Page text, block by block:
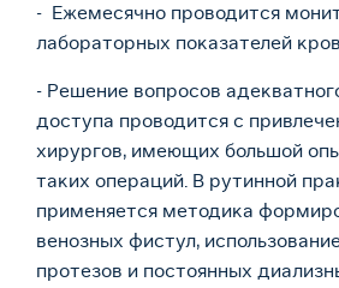
- Ежемесячно проводится
лабораторных показателей
- Решение вопросов
доступа проводится с
хирургов, имеющих большой
таких операций. В рутинной
применяется методика
венозных фистул,
протезов и постоянных